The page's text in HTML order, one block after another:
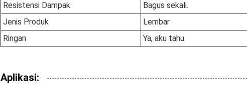
Resistensi Dampak
Bagus sekali.
Jenis Produk
Lembar
Ringan
Ya, aku tahu.
Aplikasi: